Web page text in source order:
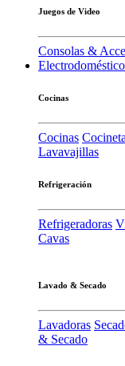
Juegos de Video
Consolas &
Cocinas
Cocinas
Lavavajillas
Refrigeración
Refrigeradoras
Cavas
Lavado & Secado
Lavadoras
& Secado